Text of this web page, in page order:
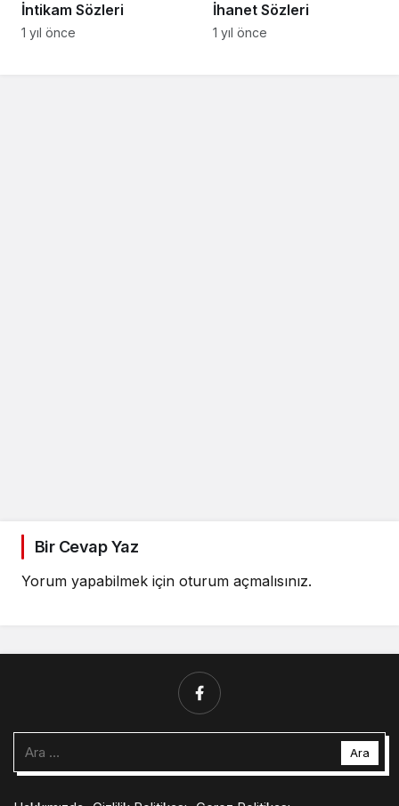
İntikam Sözleri
1 yıl önce
İhanet Sözleri
1 yıl önce
Bir Cevap Yaz
Yorum yapabilmek için oturum açmalısınız.